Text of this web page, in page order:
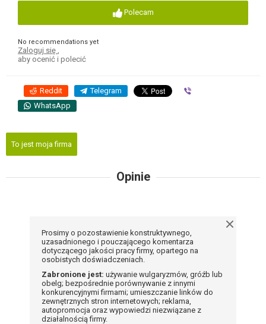
Polecam
No recommendations yet
Zaloguj się
aby ocenić i polecić
Reddit Telegram
WhatsApp
To jest moja firma
Opinie
Prosimy o pozostawienie konstruktywnego,
uzasadnionego i pouczającego komentarza
dotyczącego jakości pracy firmy, opartego na
osobistych doświadczeniach.
Zabronione jest: używanie wulgaryzmów, gróźb lub
obelg; bezpośrednie porównywanie z innymi
konkurencyjnymi firmami; umieszczanie linków do
zewnętrznych stron internetowych; reklama,
autopromocja oraz wypowiedzi niezwiązane z
działalnością firmy.